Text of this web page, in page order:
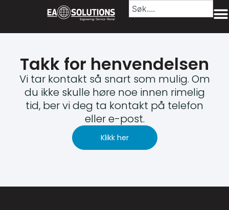
Takk for henvendelsen
Vi tar kontakt så snart som mulig. Om
du ikke skulle høre noe innen rimelig
tid, ber vi deg ta kontakt på telefon
eller e-post.
Klikk her